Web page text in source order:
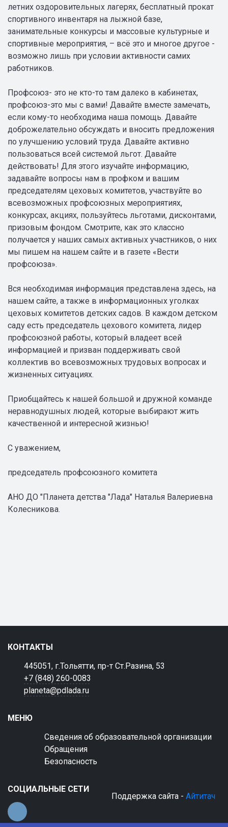
летних оздоровительных лагерях, бесплатный прокат
спортивного инвентаря на лыжной базе,
занимательные конкурсы и массовые культурные и
спортивные мероприятия, – всё это и многое другое -
возможно лишь при условии активности самих
работников.
Профсоюз- это не кто-то там далеко в кабинетах,
профсоюз-это мы с вами! Давайте вместе замечать,
если кому-то необходима наша помощь. Давайте
доброжелательно обсуждать и вносить предложения
по улучшению условий труда. Давайте активно
пользоваться всей системой льгот. Давайте
действовать! Для этого изучайте информацию,
задавайте вопросы нам в профком и вашим
председателям цеховых комитетов, участвуйте во
всевозможных профсоюзных мероприятиях,
конкурсах, акциях, пользуйтесь льготами, дисконтами,
призовым фондом. Смотрите, как это классно
получается у наших самых активных участников, о них
мы пишем на нашем сайте и в газете «Вести
профсоюза».
Вся необходимая информация представлена здесь, на
нашем сайте, а также в информационных уголках
цеховых комитетов детских садов. В каждом детском
саду есть председатель цехового комитета, лидер
профсоюзной работы, который владеет всей
информацией и призван поддерживать свой
коллектив во всевозможных трудовых вопросах и
жизненных ситуациях.
Приобщайтесь к нашей большой и дружной команде
неравнодушных людей, которые выбирают жить
качественной и интересной жизнью!
С уважением,
председатель профсоюзного комитета
АНО ДО "Планета детства "Лада" Наталья Валериевна
Колесникова.
КОНТАКТЫ
445051, г.Тольятти, пр-т Ст.Разина, 53
+7 (848) 260-0083
planeta@pdlada.ru
МЕНЮ
Сведения об образовательной организации
Обращения
Безопасность
СОЦИАЛЬНЫЕ СЕТИ
Поддержка сайта - Айтитач